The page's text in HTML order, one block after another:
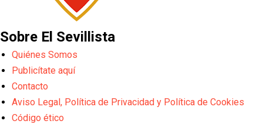
Sobre El Sevillista
Quiénes Somos
Publicítate aquí
Contacto
Aviso Legal, Política de Privacidad y Política de Cookies
Código ético